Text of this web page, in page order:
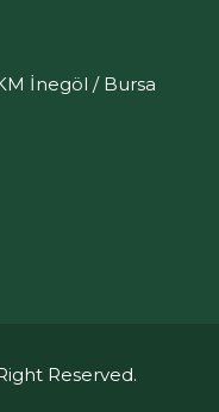
İnegöl / Bursa
Reserved.